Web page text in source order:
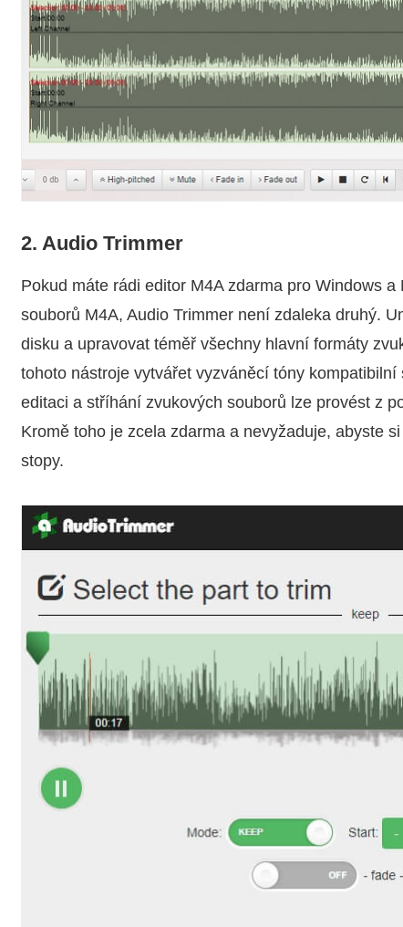
2. Audio Trimmer
Pokud máte rádi editor M4A zdarma pro Windows
souborů M4A, Audio Trimmer není zdaleka druhý.
disku a upravovat téměř všechny hlavní formáty
tohoto nástroje vytvářet vyzváněcí tóny
editaci a stříhání zvukových souborů lze provést z
Kromě toho je zcela zdarma a nevyžaduje, abyste
stopy.